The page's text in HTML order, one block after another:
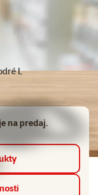
L
0%
na predaj.